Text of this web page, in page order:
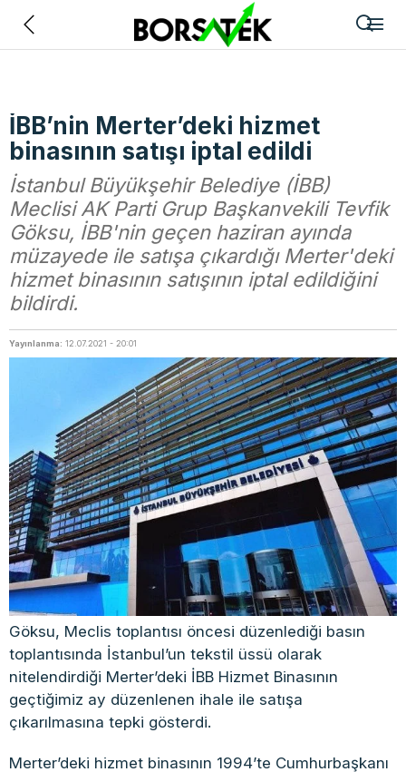
İBB’nin Merter’deki hizmet
binasının satışı iptal edildi
İstanbul Büyükşehir Belediye (İBB)
Meclisi AK Parti Grup Başkanvekili Tevfik
Göksu, İBB'nin geçen haziran ayında
müzayede ile satışa çıkardığı Merter'deki
hizmet binasının satışının iptal edildiğini
bildirdi.
Yayınlanma: 12.07.2021 - 20:01
Göksu, Meclis toplantısı öncesi düzenlediği basın
toplantısında İstanbul’un tekstil üssü olarak
nitelendirdiği Merter’deki İBB Hizmet Binasının
geçtiğimiz ay düzenlenen ihale ile satışa
çıkarılmasına tepki gösterdi.
Merter’deki hizmet binasının 1994’te Cumhurbaşkanı